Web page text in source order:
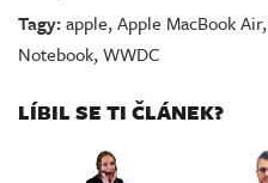
Tagy:apple,Apple MacBook Air,
Notebook,WWDC
LÍBIL SE TI ČLÁNEK?